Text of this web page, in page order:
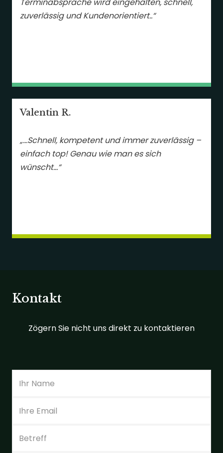
Terminabsprache wird eingehalten, schnell,
zuverlässig und Kundenorientiert..“
Valentin R.
„…Schnell, kompetent und immer zuverlässig –
einfach top! Genau wie man es sich
wünscht…“
Kontakt
Zögern Sie nicht uns direkt zu kontaktieren